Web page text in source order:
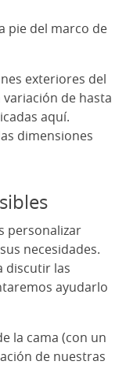
pie del marco de
exteriores del
de hasta
aquí.
dimensiones
personalizar
necesidades.
discutir las
ayudarlo
la cama (con un
de nuestras